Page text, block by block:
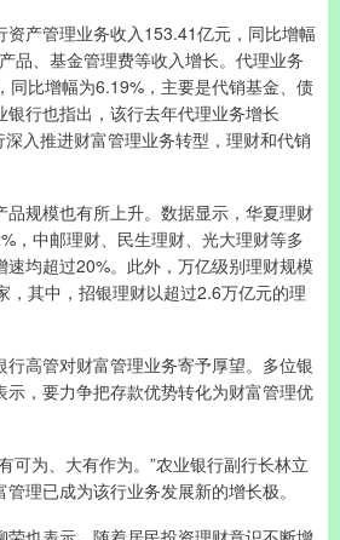
资产管理业务收入153.41亿元，同比增幅
品、基金管理费等收入增长。代理业务
同比增幅为6.19%，主要是代销基金、债
银行也指出，该行去年代理业务增长
入推进财富管理业务转型，理财和代销
品规模也有所上升。数据显示，华夏理财
，中邮理财、民生理财、光大理财等多
速均超过20%。此外，万亿级别理财规模
，其中，招银理财以超过2.6万亿元的理
行高管对财富管理业务寄予厚望。多位银
示，要力争把存款优势转化为财富管理优
可为、大有作为。”农业银行副行长林立
理已成为该行业务发展新的增长极。